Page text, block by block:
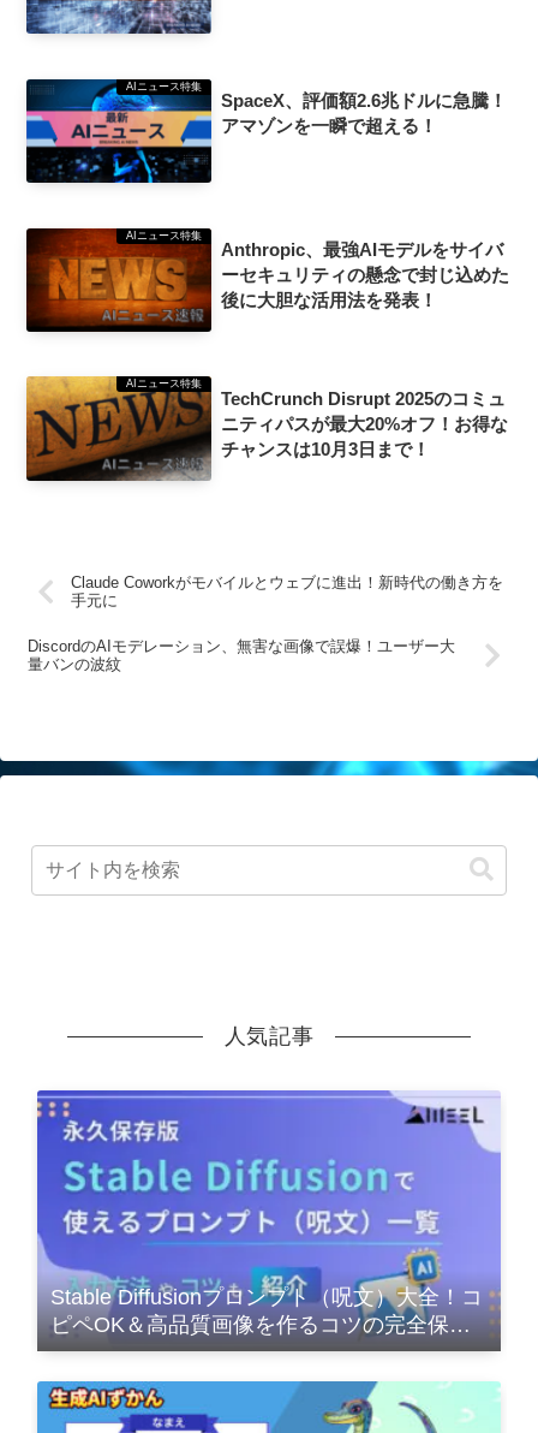
AIニュース特集
SpaceX、評価額2.6兆ドルに急騰！
アマゾンを一瞬で超える！
AIニュース特集
Anthropic、最強AIモデルをサイバ
ーセキュリティの懸念で封じ込めた
後に大胆な活用法を発表！
AIニュース特集
TechCrunch Disrupt 2025のコミュ
ニティパスが最大20%オフ！お得な
チャンスは10月3日まで！
Claude Coworkがモバイルとウェブに進出！新時代の働き方を
手元に
DiscordのAIモデレーション、無害な画像で誤爆！ユーザー大
量バンの波紋
人気記事
Stable Diffusionプロンプト（呪文）大全！コ
ピペOK＆高品質画像を作るコツの完全保存
版